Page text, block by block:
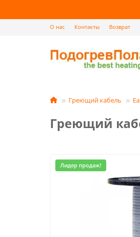
О нас Контакты Возврат
Греющий кабель
Греющий
Лидер продаж!